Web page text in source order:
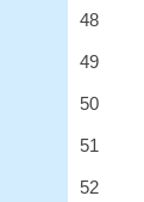
48
49
50
51
52